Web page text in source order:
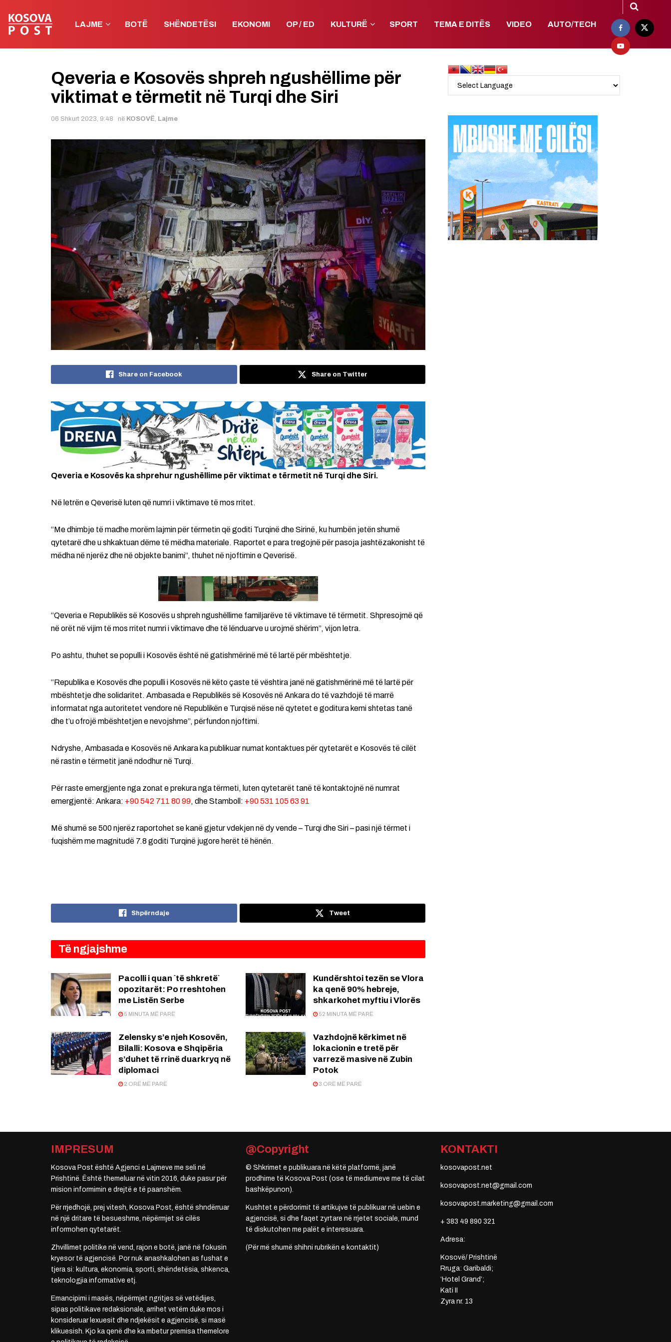
LAJME BOTË SHËNDETËSI EKONOMI OP / ED KULTURË SPORT TEMA E DITËS VIDEO AUTO/TECH
Qeveria e Kosovës shpreh ngushëllime për
viktimat e tërmetit në Turqi dhe Siri
06 Shkurt 2023, 9:48 në KOSOVË, Lajme
Share on Facebook Share on Twitter
Qeveria e Kosovës ka shprehur ngushëllime për viktimat e tërmetit në Turqi dhe Siri.
Në letrën e Qeverisë luten që numri i viktimave të mos rritet.
“Me dhimbje të madhe morëm lajmin për tërmetin që goditi Turqinë dhe Sirinë, ku humbën jetën shumë
qytetarë dhe u shkaktuan dëme të mëdha materiale. Raportet e para tregojnë për pasoja jashtëzakonisht të
mëdha në njerëz dhe në objekte banimi”, thuhet në njoftimin e Qeverisë.
“Qeveria e Republikës së Kosovës u shpreh ngushëllime familjarëve të viktimave të tërmetit. Shpresojmë që
në orët në vijim të mos rritet numri i viktimave dhe të lënduarve u urojmë shërim”, vijon letra.
Po ashtu, thuhet se populli i Kosovës është në gatishmërinë më të lartë për mbështetje.
“Republika e Kosovës dhe populli i Kosovës në këto çaste të vështira janë në gatishmërinë më të lartë për
mbështetje dhe solidaritet. Ambasada e Republikës së Kosovës në Ankara do të vazhdojë të marrë
informatat nga autoritetet vendore në Republikën e Turqisë nëse në qytetet e goditura kemi shtetas tanë
dhe t’u ofrojë mbështetjen e nevojshme”, përfundon njoftimi.
Ndryshe, Ambasada e Kosovës në Ankara ka publikuar numat kontaktues për qytetarët e Kosovës të cilët
në rastin e tërmetit janë ndodhur në Turqi.
Për raste emergjente nga zonat e prekura nga tërmeti, luten qytetarët tanë të kontaktojnë në numrat
emergjentë: Ankara: +90 542 711 80 99, dhe Stamboll: +90 531 105 63 91
Më shumë se 500 njerëz raportohet se kanë gjetur vdekjen në dy vende – Turqi dhe Siri – pasi një tërmet i
fuqishëm me magnitudë 7.8 goditi Turqinë jugore herët të hënën.
Shpërndaje Tweet
Të ngjajshme
Pacolli i quan `të shkretë`
opozitarët: Po rreshtohen
me Listën Serbe
5 MINUTA MË PARË
Kundërshtoi tezën se Vlora
ka qenë 90% hebreje,
shkarkohet myftiu i Vlorës
52 MINUTA MË PARË
Zelensky s’e njeh Kosovën,
Bilalli: Kosova e Shqipëria
s’duhet të rrinë duarkryq në
diplomaci
2 ORË MË PARË
Vazhdojnë kërkimet në
lokacionin e tretë për
varrezë masive në Zubin
Potok
3 ORË MË PARË
IMPRESUM
Kosova Post është Agjenci e Lajmeve me seli në
Prishtinë. Është themeluar në vitin 2016, duke pasur për
mision informimin e drejtë e të paanshëm.
Për rrjedhojë, prej vitesh, Kosova Post, është shndërruar
në një dritare të besueshme, nëpërmjet së cilës
informohen qytetarët.
Zhvillimet politike në vend, rajon e botë, janë në fokusin
kryesor të agjencisë. Por nuk anashkalohen as fushat e
tjera si: kultura, ekonomia, sporti, shëndetësia, shkenca,
teknologjia informative etj.
Emancipimi i masës, nëpërmjet ngritjes së vetëdijes,
sipas politikave redaksionale, arrihet vetëm duke mos i
konsideruar lexuesit dhe ndjekësit e agjencisë, si masë
klikuesish. Kjo ka qenë dhe ka mbetur premisa themelore
@Copyright
© Shkrimet e publikuara në këtë platformë, janë
prodhime të Kosova Post (ose të mediumeve me të cilat
bashkëpunon).
Kushtet e përdorimit të artikujve të publikuar në uebin e
agjencisë, si dhe faqet zyrtare në rrjetet sociale, mund
të diskutohen me palët e interesuara.
(Për më shumë shihni rubrikën e kontaktit)
KONTAKTI
kosovapost.net
kosovapost.net@gmail.com
kosovapost.marketing@gmail.com
+ 383 49 890 321
Adresa:
Kosovë/ Prishtinë
Rruga: Garibaldi;
‘Hotel Grand’;
Kati II
Zyra nr. 13